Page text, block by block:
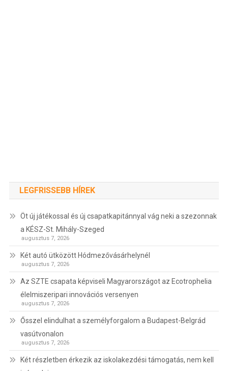
LEGFRISSEBB HÍREK
Öt új játékossal és új csapatkapitánnyal vág neki a szezonnak
a KÉSZ-St. Mihály-Szeged
augusztus 7, 2026
Két autó ütközött Hódmezővásárhelynél
augusztus 7, 2026
Az SZTE csapata képviseli Magyarországot az Ecotrophelia
élelmiszeripari innovációs versenyen
augusztus 7, 2026
Ősszel elindulhat a személyforgalom a Budapest-Belgrád
vasútvonalon
augusztus 7, 2026
Két részletben érkezik az iskolakezdési támogatás, nem kell